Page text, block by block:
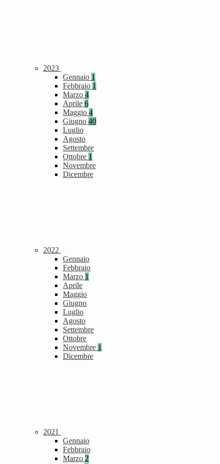
2023
Gennaio 1
Febbraio 1
Marzo 4
Aprile 6
Maggio 4
Giugno 40
Luglio
Agosto
Settembre
Ottobre 1
Novembre
Dicembre
2022
Gennaio
Febbraio
Marzo 1
Aprile
Maggio
Giugno
Luglio
Agosto
Settembre
Ottobre
Novembre 1
Dicembre
2021
Gennaio
Febbraio
Marzo 2